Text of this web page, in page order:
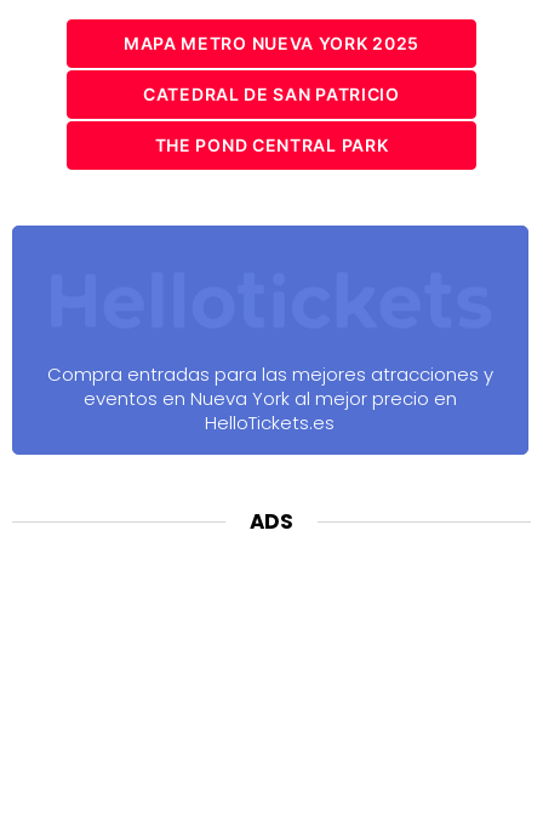
MAPA METRO NUEVA YORK 2025
CATEDRAL DE SAN PATRICIO
THE POND CENTRAL PARK
Compra entradas para las mejores atracciones y
eventos en Nueva York al mejor precio en
HelloTickets.es
ADS